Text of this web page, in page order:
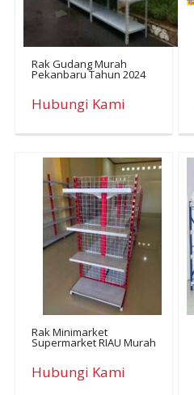
Rak Gudang Murah
Pekanbaru Tahun 2024
Hubungi Kami
Rak Minimarket
Supermarket RIAU Murah
Hubungi Kami